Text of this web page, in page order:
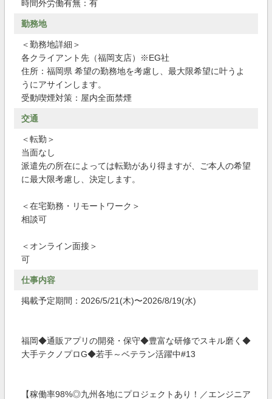
時間外労働有無：有
勤務地
＜勤務地詳細＞
各クライアント先（福岡支店）※EG社
住所：福岡県 希望の勤務地を考慮し、最大限希望に叶うよ
うにアサインします。
受動喫煙対策：屋内全面禁煙
交通
＜転勤＞
当面なし
派遣先の所在によっては転勤があり得ますが、ご本人の希望
に最大限考慮し、決定します。
＜在宅勤務・リモートワーク＞
相談可
＜オンライン面接＞
可
仕事内容
掲載予定期間：2026/5/21(木)〜2026/8/19(水)
福岡◆通販アプリの開発・保守◆豊富な研修でスキル磨く◆
大手テクノプロG◆若手～ベテラン活躍中#13
【稼働率98%◎九州各地にプロジェクトあり！／エンジニア